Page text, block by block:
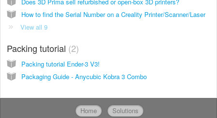
How to find the Serial Number on a Creality Printer/Scanner/Laser
View all 9
Packing tutorial 2
Packing tutorial Ender-3 V3!
Packaging Guide - Anycubic Kobra 3 Combo
Home Solutions